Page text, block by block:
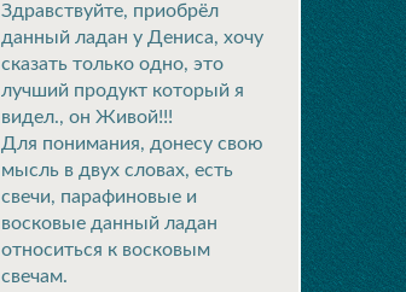
Здравствуйте, приобрёл
данный ладан у Дениса, хочу
сказать только одно, это
лучший продукт который я
видел., он Живой!!!
Для понимания, донесу свою
мысль в двух словах, есть
свечи, парафиновые и
восковые данный ладан
относиться к восковым
свечам.